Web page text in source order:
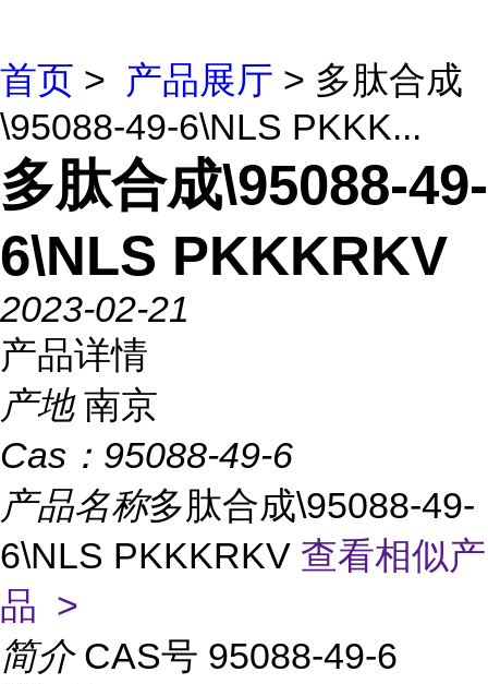
首页 > 产品展厅 > 多肽合成
\95088-49-6\NLS PKKK...
多肽合成\95088-49-
6\NLS PKKKRKV
2023-02-21
产品详情
产地 南京
Cas： 95088-49-6
产品名称多肽合成\95088-49-
6\NLS PKKKRKV 查看相似产
品 >
简介 CAS号 95088-49-6